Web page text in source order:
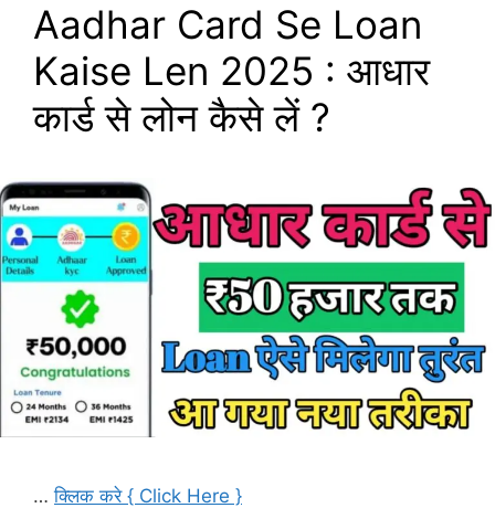
Aadhar Card Se Loan
Kaise Len 2025 : आधार
कार्ड से लोन कैसे लें ?
…क्लिक करे { Click Here }